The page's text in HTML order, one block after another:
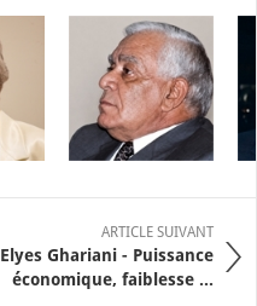
ARTICLE SUIVANT
Elyes Ghariani - Puissance
économique, faiblesse ...